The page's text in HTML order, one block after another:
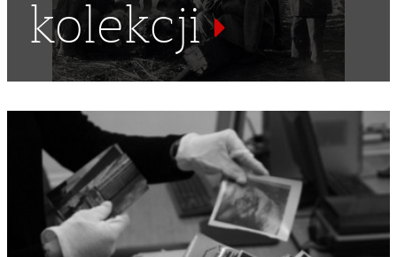
WYSTAWA MLECZARSKA
kolekcji